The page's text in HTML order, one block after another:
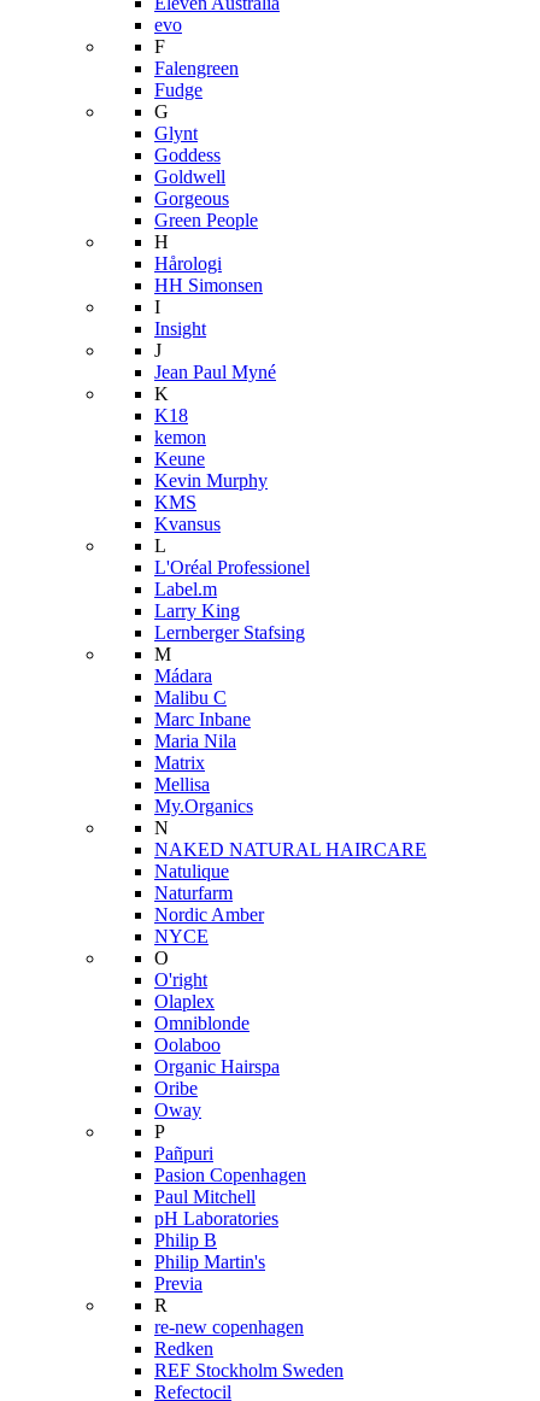
evo
F
Falengreen
Fudge
G
Glynt
Goddess
Goldwell
Gorgeous
Green People
H
Hårologi
HH Simonsen
I
Insight
J
Jean Paul Myné
K
K18
kemon
Keune
Kevin Murphy
KMS
Kvansus
L
L'Oréal Professionel
Label.m
Larry King
Lernberger Stafsing
M
Mádara
Malibu C
Marc Inbane
Maria Nila
Matrix
Mellisa
My.Organics
N
NAKED NATURAL HAIRCARE
Natulique
Naturfarm
Nordic Amber
NYCE
O
O'right
Olaplex
Omniblonde
Oolaboo
Organic Hairspa
Oribe
Oway
P
Pañpuri
Pasion Copenhagen
Paul Mitchell
pH Laboratories
Philip B
Philip Martin's
Previa
R
re-new copenhagen
Redken
REF Stockholm Sweden
Refectocil